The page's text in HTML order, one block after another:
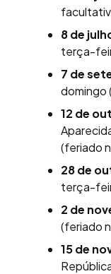
8 de
terça-
7 de
domingo
12 de
(feriado
28 de
terça-
2 de
(feriado
15 de